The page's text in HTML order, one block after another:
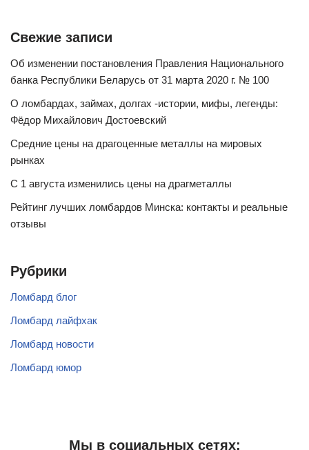
Свежие записи
Об изменении постановления Правления Национального
банка Республики Беларусь от 31 марта 2020 г. № 100
О ломбардах, займах, долгах -истории, мифы, легенды:
Фёдор Михайлович Достоевский
Средние цены на драгоценные металлы на мировых
рынках
С 1 августа изменились цены на драгметаллы
Рейтинг лучших ломбардов Минска: контакты и реальные
отзывы
Рубрики
Ломбард блог
Ломбард лайфхак
Ломбард новости
Ломбард юмор
Мы в социальных сетях: